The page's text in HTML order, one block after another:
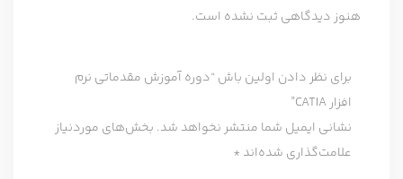
هنوز دیدگاهی ثبت نشده است.
برای نظر دادن اولین باش “دوره آموزش مقدماتی نرم
افزار CATIA”
نشانی ایمیل شما منتشر نخواهد شد. بخش‌های موردنیاز
علامت‌گذاری شده‌اند *